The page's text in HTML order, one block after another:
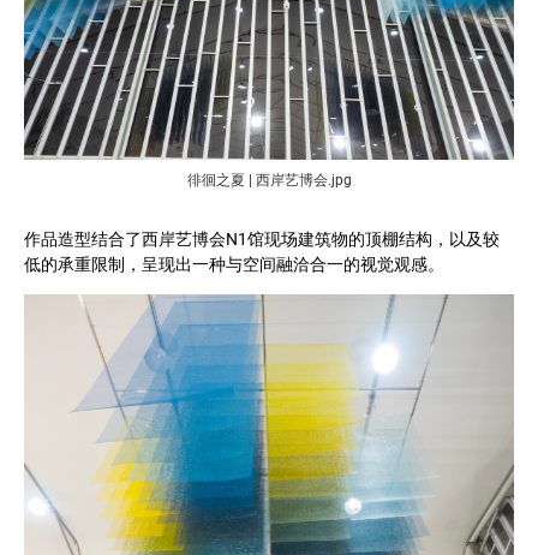
徘徊之夏 | 西岸艺博会.jpg
作品造型结合了西岸艺博会N1馆现场建筑物的顶棚结构，以及较
低的承重限制，呈现出一种与空间融洽合一的视觉观感。